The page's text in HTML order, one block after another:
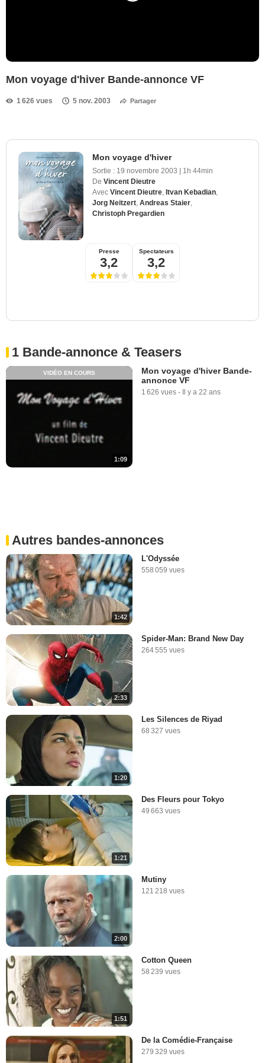
Mon voyage d'hiver Bande-annonce VF
1 626 vues 5 nov. 2003 Partager
Mon voyage d'hiver
Sortie : 19 novembre 2003 | 1h 44min
De Vincent Dieutre
Avec Vincent Dieutre Itvan Kebadian
Jorg Neitzert Andreas Staier
Christoph Pregardien
Presse
3,2
Spectateurs
3,2
1 Bande-annonce & Teasers
1:09
VIDÉO EN COURS
Mon voyage d'hiver Bande-
annonce VF
1 626 vues - Il y a 22 ans
Autres bandes-annonces
1:42
L'Odyssée
558 059 vues
2:33
Spider-Man: Brand New Day
264 555 vues
1:20
Les Silences de Riyad
68 327 vues
1:21
Des Fleurs pour Tokyo
49 663 vues
2:00
Mutiny
121 218 vues
1:51
Cotton Queen
58 239 vues
De la Comédie-Française
279 329 vues